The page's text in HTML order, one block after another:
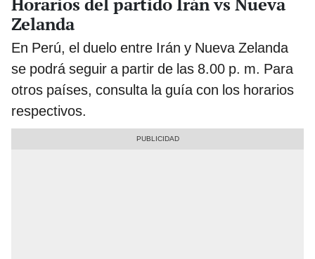
Zelanda
En Perú, el duelo entre Irán y Nueva Zelanda
se podrá seguir a partir de las 8.00 p. m. Para
otros países, consulta la guía con los horarios
respectivos.